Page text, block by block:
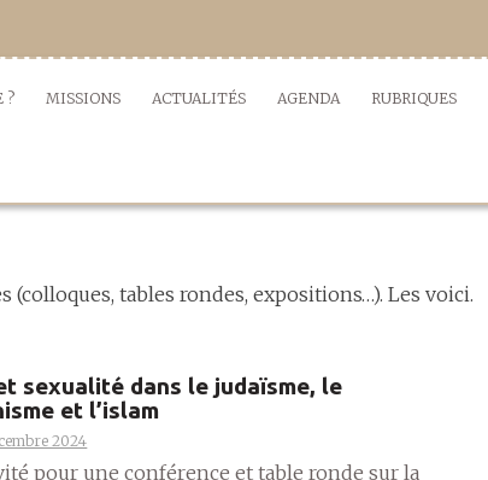
? MISSIONS ACTUALITÉS AGENDA RUBRIQUES
tables rondes, expositions…). Les voici.
sexualité dans le judaïsme, le
et l’islam
2024
pour une conférence et table ronde sur la